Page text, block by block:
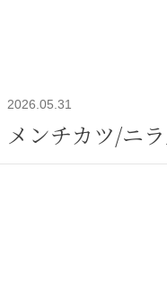
2026.05.31
メンチカツ/ニ